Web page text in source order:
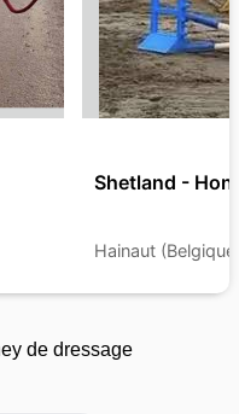
Shetland -
Hainaut
de dressage